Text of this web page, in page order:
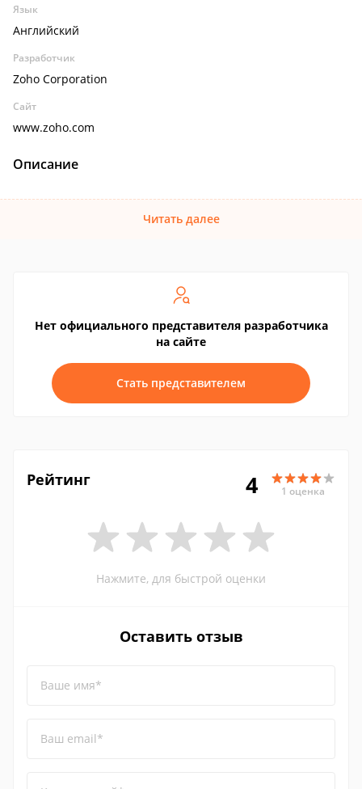
Язык
Английский
Разработчик
Zoho Corporation
Сайт
www.zoho.com
Описание
Читать далее
Нет официального представителя разработчика
на сайте
Стать представителем
Рейтинг 4 1 оценка
Нажмите, для быстрой оценки
Оставить отзыв
Ваше имя*
Ваш email*